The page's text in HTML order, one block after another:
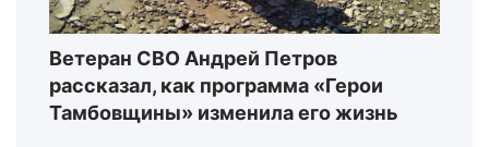
Ветеран СВО Андрей Петров
рассказал, как программа «Герои
Тамбовщины» изменила его жизнь